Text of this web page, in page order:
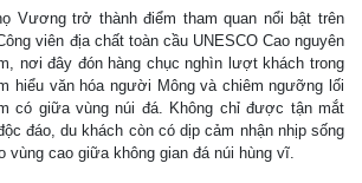
Vương trở thành điểm tham quan nổi bật trên
viên địa chất toàn cầu UNESCO Cao nguyên
nơi đây đón hàng chục nghìn lượt khách trong
hiểu văn hóa người Mông và chiêm ngưỡng lối
có giữa vùng núi đá. Không chỉ được tận mắt
đáo, du khách còn có dịp cảm nhận nhịp sống
vùng cao giữa không gian đá núi hùng vĩ.